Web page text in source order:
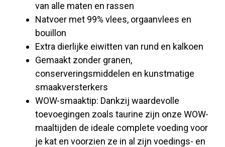
van alle maten en rassen
Natvoer met 99% vlees, orgaanvlees en
bouillon
Extra dierlijke eiwitten van rund en kalkoen
Gemaakt zonder granen,
conserveringsmiddelen en kunstmatige
smaakversterkers
WOW-smaaktip: Dankzij waardevolle
toevoegingen zoals taurine zijn onze WOW-
maaltijden de ideale complete voeding voor
je kat en voorzien ze in al zijn voedings- en